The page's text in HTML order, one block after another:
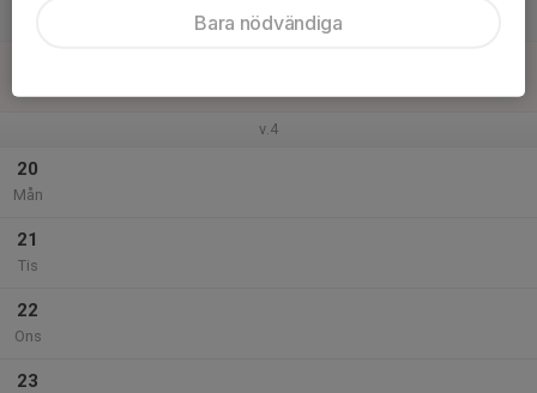
v.4
20
Mån
21
Tis
22
Ons
23
Bara nödvändiga